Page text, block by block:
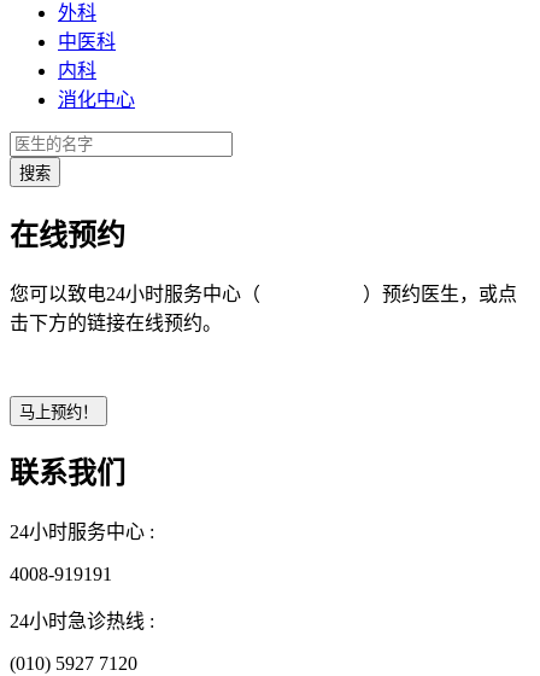
外科
中医科
内科
消化中心
在线预约
您可以致电24小时服务中心（
）预约医生，或点
击下方的链接在线预约。
联系我们
24小时服务中心 :
4008-919191
24小时急诊热线 :
(010) 5927 7120